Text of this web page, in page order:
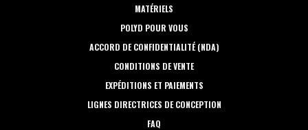
MATÉRIELS
POLYD POUR VOUS
ACCORD DE CONFIDENTIALITÉ (NDA)
CONDITIONS DE VENTE
EXPÉDITIONS ET PAIEMENTS
LIGNES DIRECTRICES DE CONCEPTION
FAQ